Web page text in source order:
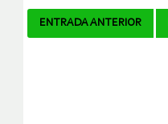
Navegador
ENTRADA ANTERIOR